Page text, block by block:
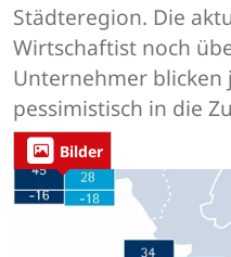
Städteregion. Die
Wirtschaftist noch
Unternehmer blicken
pessimistisch in die
Bilder